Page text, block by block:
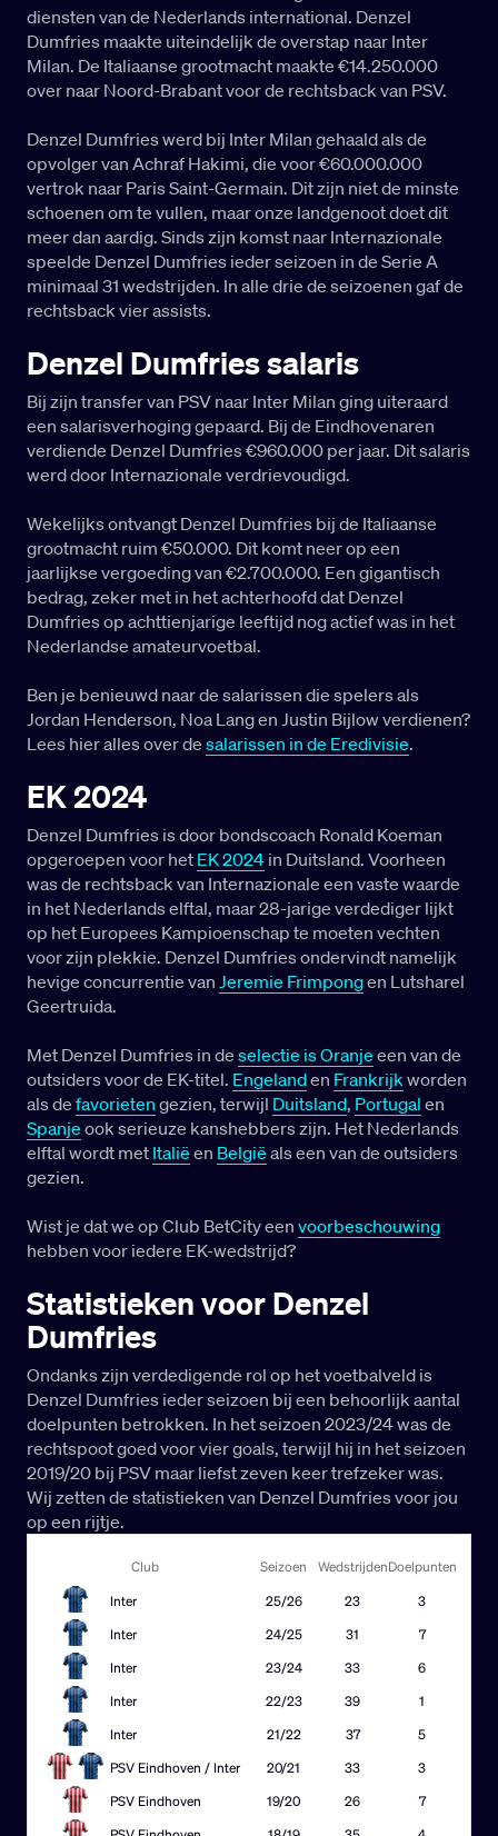
diensten van de Nederlands international. Denzel
Dumfries maakte uiteindelijk de overstap naar Inter
Milan. De Italiaanse grootmacht maakte €14.250.000
over naar Noord-Brabant voor de rechtsback van PSV.
Denzel Dumfries werd bij Inter Milan gehaald als de
opvolger van Achraf Hakimi, die voor €60.000.000
vertrok naar Paris Saint-Germain. Dit zijn niet de minste
schoenen om te vullen, maar onze landgenoot doet dit
meer dan aardig. Sinds zijn komst naar Internazionale
speelde Denzel Dumfries ieder seizoen in de Serie A
minimaal 31 wedstrijden. In alle drie de seizoenen gaf de
rechtsback vier assists.
Denzel Dumfries salaris
Bij zijn transfer van PSV naar Inter Milan ging uiteraard
een salarisverhoging gepaard. Bij de Eindhovenaren
verdiende Denzel Dumfries €960.000 per jaar. Dit salaris
werd door Internazionale verdrievoudigd.
Wekelijks ontvangt Denzel Dumfries bij de Italiaanse
grootmacht ruim €50.000. Dit komt neer op een
jaarlijkse vergoeding van €2.700.000. Een gigantisch
bedrag, zeker met in het achterhoofd dat Denzel
Dumfries op achttienjarige leeftijd nog actief was in het
Nederlandse amateurvoetbal.
Ben je benieuwd naar de salarissen die spelers als
Jordan Henderson, Noa Lang en Justin Bijlow verdienen?
Lees hier alles over de salarissen in de Eredivisie.
EK 2024
Denzel Dumfries is door bondscoach Ronald Koeman
opgeroepen voor het EK 2024 in Duitsland. Voorheen
was de rechtsback van Internazionale een vaste waarde
in het Nederlands elftal, maar 28-jarige verdediger lijkt
op het Europees Kampioenschap te moeten vechten
voor zijn plekkie. Denzel Dumfries ondervindt namelijk
hevige concurrentie van Jeremie Frimpongen Lutsharel
Geertruida.
Met Denzel Dumfries in de selectie is Oranje een van de
outsiders voor de EK-titel. Engelanden Frankrijkworden
als de favorieten gezien, terwijl Duitsland, Portugal en
Spanje ook serieuze kanshebbers zijn. Het Nederlands
elftal wordt met Italië en België als een van de outsiders
gezien.
Wist je dat we op Club BetCity een voorbeschouwing
hebben voor iedere EK-wedstrijd?
Statistieken voor Denzel
Dumfries
Ondanks zijn verdedigende rol op het voetbalveld is
Denzel Dumfries ieder seizoen bij een behoorlijk aantal
doelpunten betrokken. In het seizoen 2023/24 was de
rechtspoot goed voor vier goals, terwijl hij in het seizoen
2019/20 bij PSV maar liefst zeven keer trefzeker was.
Wij zetten de statistieken van Denzel Dumfries voor jou
op een rijtje.